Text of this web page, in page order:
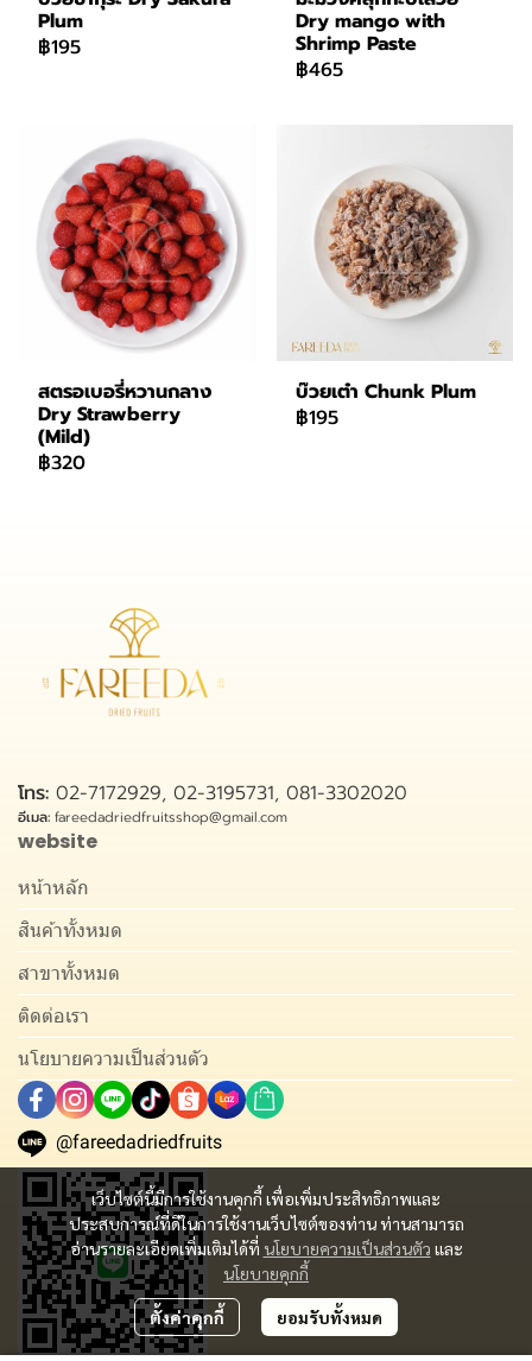
Plum
฿195
Dry mango with
Shrimp Paste
฿465
สตรอเบอรี่หวานกลาง
Dry Strawberry
(Mild)
฿320
บ๊วยเต๋า Chunk Plum
฿195
เว็บไซต์นี้มีการใช้งานคุกกี้ เพื่อเพิ่มประสิทธิภาพและ
ประสบการณ์ที่ดีในการใช้งานเว็บไซต์ของท่าน ท่านสามารถ
อ่านรายละเอียดเพิ่มเติมได้ที่ นโยบายความเป็นส่วนตัว และ
นโยบายคุกกี้
ตั้งค่าคุกกี้ ยอมรับทั้งหมด
โทร: 02-7172929, 02-3195731, 081-3302020
อีเมล: fareedadriedfruitsshop@gmail.com
website
หน้าหลัก
สินค้าทั้งหมด
สาขาทั้งหมด
ติดต่อเรา
นโยบายความเป็นส่วนตัว
@fareedadriedfruits